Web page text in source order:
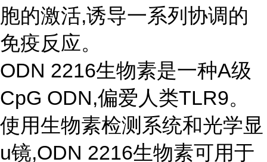
胞的激活,诱导一系列协调的
免疫反应。
ODN 2216生物素是一种A级
CpG ODN,偏爱人类TLR9。
使用生物素检测系统和光学显
u镜,ODN 2216生物素可用于